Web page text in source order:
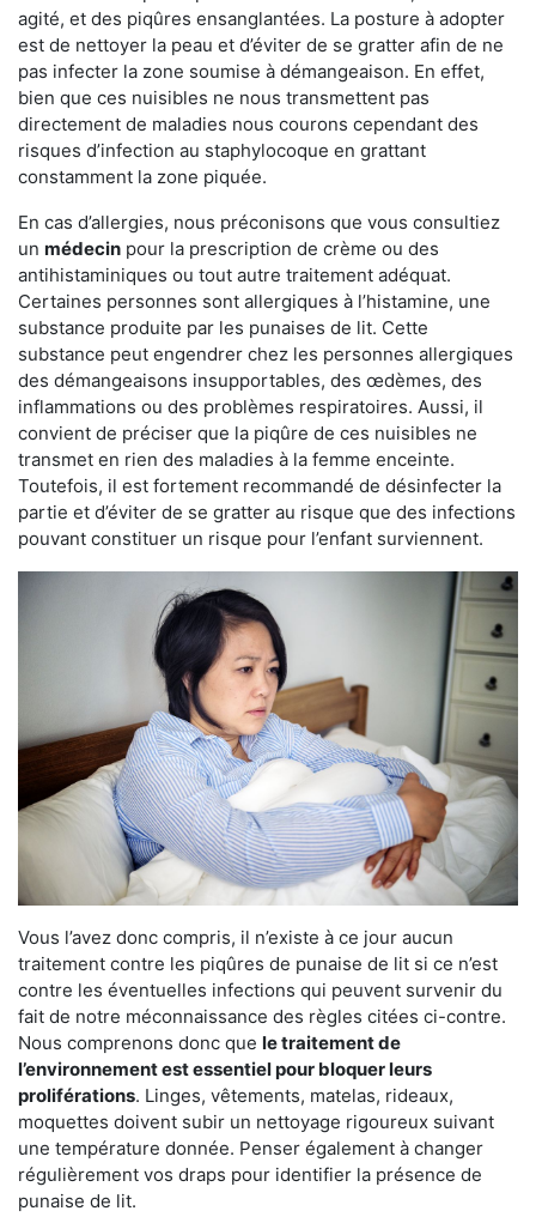
agité, et des piqûres ensanglantées. La posture à adopter
est de nettoyer la peau et d’éviter de se gratter afin de ne
pas infecter la zone soumise à démangeaison. En effet,
bien que ces nuisibles ne nous transmettent pas
directement de maladies nous courons cependant des
risques d’infection au staphylocoque en grattant
constamment la zone piquée.
En cas d’allergies, nous préconisons que vous consultiez
un médecin pour la prescription de crème ou des
antihistaminiques ou tout autre traitement adéquat.
Certaines personnes sont allergiques à l’histamine, une
substance produite par les punaises de lit. Cette
substance peut engendrer chez les personnes allergiques
des démangeaisons insupportables, des œdèmes, des
inflammations ou des problèmes respiratoires. Aussi, il
convient de préciser que la piqûre de ces nuisibles ne
transmet en rien des maladies à la femme enceinte.
Toutefois, il est fortement recommandé de désinfecter la
partie et d’éviter de se gratter au risque que des infections
pouvant constituer un risque pour l’enfant surviennent.
Vous l’avez donc compris, il n’existe à ce jour aucun
traitement contre les piqûres de punaise de lit si ce n’est
contre les éventuelles infections qui peuvent survenir du
fait de notre méconnaissance des règles citées ci-contre.
Nous comprenons donc que le traitement de
l’environnement est essentiel pour bloquer leurs
proliférations. Linges, vêtements, matelas, rideaux,
moquettes doivent subir un nettoyage rigoureux suivant
une température donnée. Penser également à changer
régulièrement vos draps pour identifier la présence de
punaise de lit.